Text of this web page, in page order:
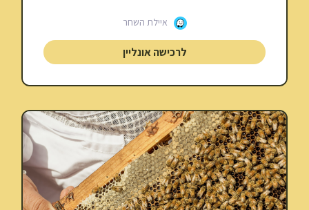
איילת השחר
לרכישה אונליין